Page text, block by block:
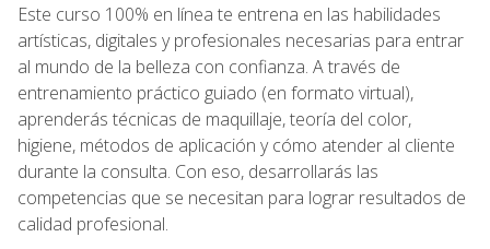
Este curso 100% en línea te entrena en las habilidades
artísticas, digitales y profesionales necesarias para entrar
al mundo de la belleza con confianza. A través de
entrenamiento práctico guiado (en formato virtual),
aprenderás técnicas de maquillaje, teoría del color,
higiene, métodos de aplicación y cómo atender al cliente
durante la consulta. Con eso, desarrollarás las
competencias que se necesitan para lograr resultados de
calidad profesional.